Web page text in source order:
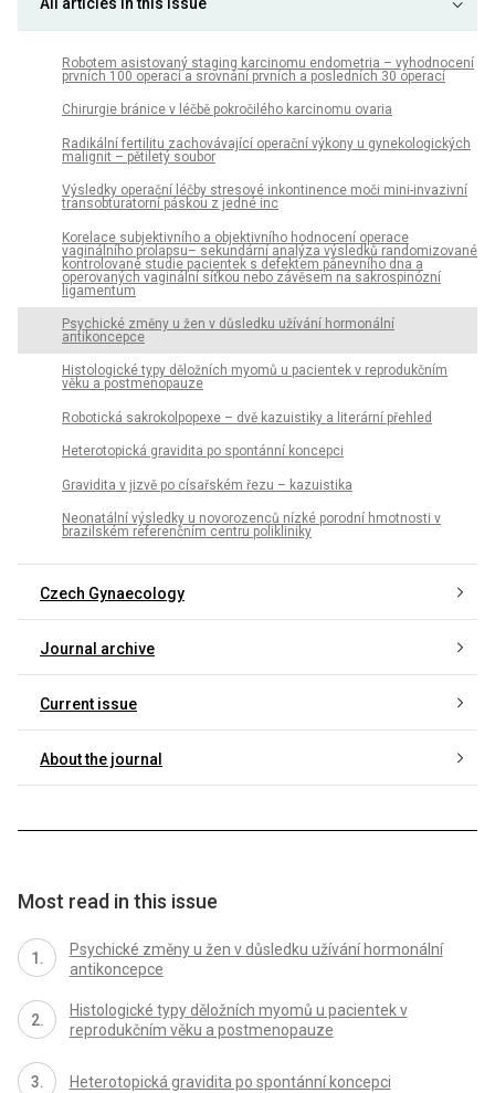
Robotem asistovaný staging karcinomu endometria – vyhodnocení
prvních 100 operací a srovnání prvních a posledních 30 operací
Chirurgie bránice v léčbě pokročilého karcinomu ovaria
Radikální fertilitu zachovávající operační výkony u gynekologických
malignit – pětiletý soubor
Výsledky operační léčby stresové inkontinence moči mini-invazivní
transobturatorní páskou z jedné inc
Korelace subjektivního a objektivního hodnocení operace
vaginálního prolapsu– sekundární analýza výsledků randomizované
kontrolované studie pacientek s defektem pánevního dna a
operovaných vaginální síťkou nebo závěsem na sakrospinózní
ligamentum
Psychické změny u žen v důsledku užívání hormonální
antikoncepce
Histologické typy děložních myomů u pacientek v reprodukčním
věku a postmenopauze
Robotická sakrokolpopexe – dvě kazuistiky a literární přehled
Heterotopická gravidita po spontánní koncepci
Gravidita v jizvě po císařském řezu – kazuistika
Neonatální výsledky u novorozenců nízké porodní hmotnosti v
brazilském referenčním centru polikliniky
Czech Gynaecology
Journal archive
Current issue
About the journal
Most read in this issue
Psychické změny u žen v důsledku užívání hormonální
antikoncepce
Histologické typy děložních myomů u pacientek v
reprodukčním věku a postmenopauze
Heterotopická gravidita po spontánní koncepci